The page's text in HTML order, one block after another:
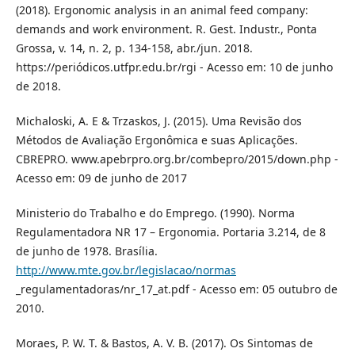
(2018). Ergonomic analysis in an animal feed company:
demands and work environment. R. Gest. Industr., Ponta
Grossa, v. 14, n. 2, p. 134-158, abr./jun. 2018.
https://periódicos.utfpr.edu.br/rgi - Acesso em: 10 de junho
de 2018.
Michaloski, A. E & Trzaskos, J. (2015). Uma Revisão dos
Métodos de Avaliação Ergonômica e suas Aplicações.
CBREPRO. www.apebrpro.org.br/combepro/2015/down.php -
Acesso em: 09 de junho de 2017
Ministerio do Trabalho e do Emprego. (1990). Norma
Regulamentadora NR 17 – Ergonomia. Portaria 3.214, de 8
de junho de 1978. Brasília.
http://www.mte.gov.br/legislacao/normas
_regulamentadoras/nr_17_at.pdf - Acesso em: 05 outubro de
2010.
Moraes, P. W. T. & Bastos, A. V. B. (2017). Os Sintomas de